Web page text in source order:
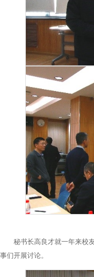
秘书长高良才就一年来校
事们开展讨论。